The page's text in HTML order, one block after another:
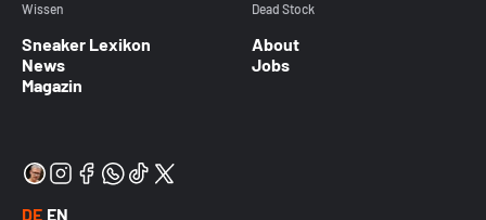
Wissen
Sneaker Lexikon
News
Magazin
Dead Stock
About
Jobs
DE EN